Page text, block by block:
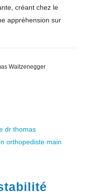
créant chez le
appréhension sur
Waitzenegger